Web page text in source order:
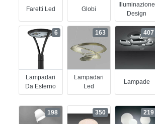
Faretti Led Globi
Illuminazione
Design
Lampadari
Da Esterno
6
Lampadari
Led
163
Lampade
407
198 350 219